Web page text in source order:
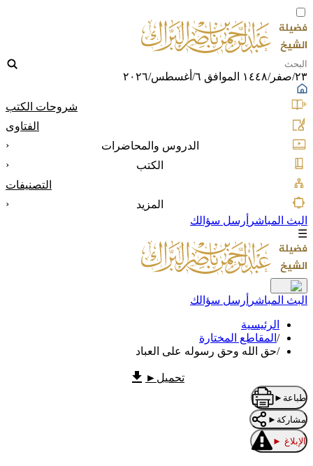
٢٣/صفر/١٤٤٨ الموافق ٦/أغسطس/٢٠٢٦
شروحات الكتب
الفتاوى
الدروس والمحاضرات
‹
الكتب
‹
التصنيفات
المزيد
‹
البث المباشر أرسل سؤالك
☰
البث المباشر أرسل سؤالك
الرئيسية
/ المقاطع المختارة
/حق الله وحق رسوله على العباد
تحميل ►
طباعة ►
مشاركة ►
الإبلاغ ►